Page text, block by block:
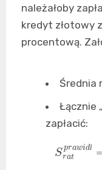
należałoby
kredyt złotowy
procentową.
Średnia
Łącznie
zapłacić:
Sratpra